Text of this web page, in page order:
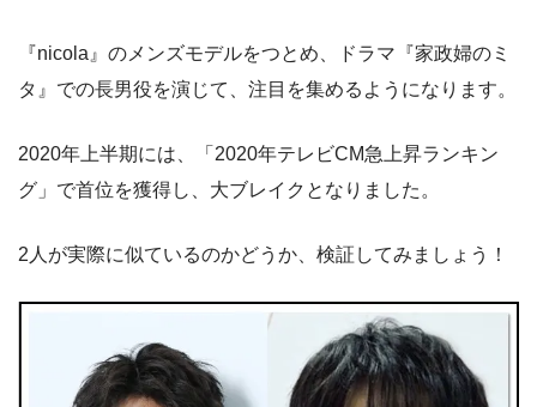
『nicola』のメンズモデルをつとめ、ドラマ『家政婦のミ
タ』での長男役を演じて、注目を集めるようになります。
2020年上半期には、「2020年テレビCM急上昇ランキン
グ」で首位を獲得し、大ブレイクとなりました。
2人が実際に似ているのかどうか、検証してみましょう！